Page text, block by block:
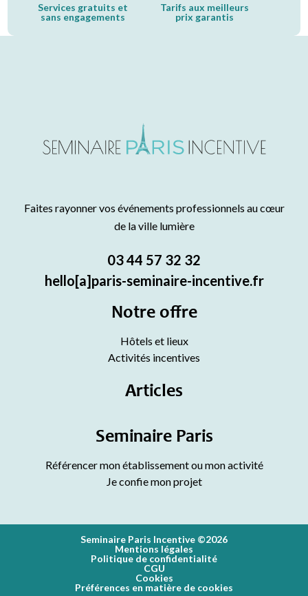
Services gratuits et
sans engagements
Tarifs aux meilleurs
prix garantis
Faites rayonner vos événements professionnels au cœur
de la ville lumière
03 44 57 32 32
hello[a]paris-seminaire-incentive.fr
Notre offre
Hôtels et lieux
Activités incentives
Articles
Seminaire Paris
Référencer mon établissement ou mon activité
Je confie mon projet
Seminaire Paris Incentive ©2026
Mentions légales
Politique de confidentialité
CGU
Cookies
Préférences en matière de cookies